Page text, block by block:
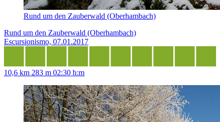
Rund um den Zauberwald (Oberhambach)
Rund um den Zauberwald (Oberhambach)
Escursionismo, 07.01.2017
10,6 km 283 m 02:30 h:m